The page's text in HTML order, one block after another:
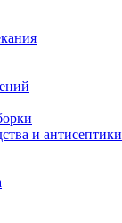
и антисептики